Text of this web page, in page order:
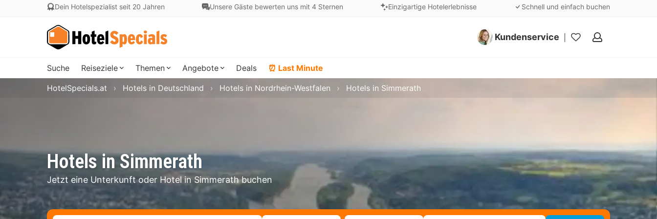
Dein Hotelspezialist seit 20 Jahren Unsere Gäste bewerten uns mit 4 Sternen Einzigartige Hotelerlebnisse Schnell und einfach buchen
Kundenservice
Meine
Suche Reiseziele Themen Angebote Deals ⏰ Last Minute
Hotels in Simmerath
Jetzt eine Unterkunft oder Hotel in Simmerath buchen
HotelSpecials.at Hotels in Deutschland Hotels in Nordrhein-Westfalen Hotels in Simmerath